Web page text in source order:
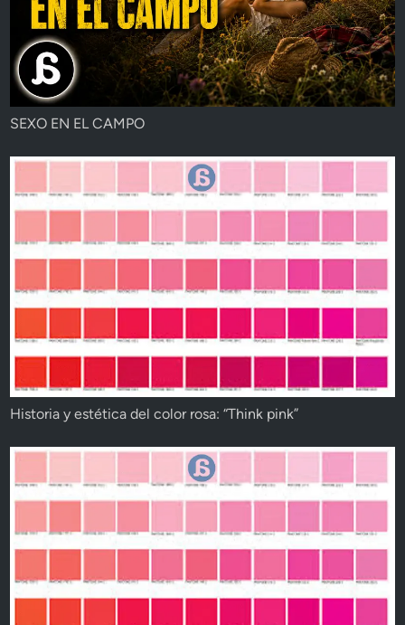
SEXO EN EL CAMPO
Historia y estética del color rosa: “Think pink”